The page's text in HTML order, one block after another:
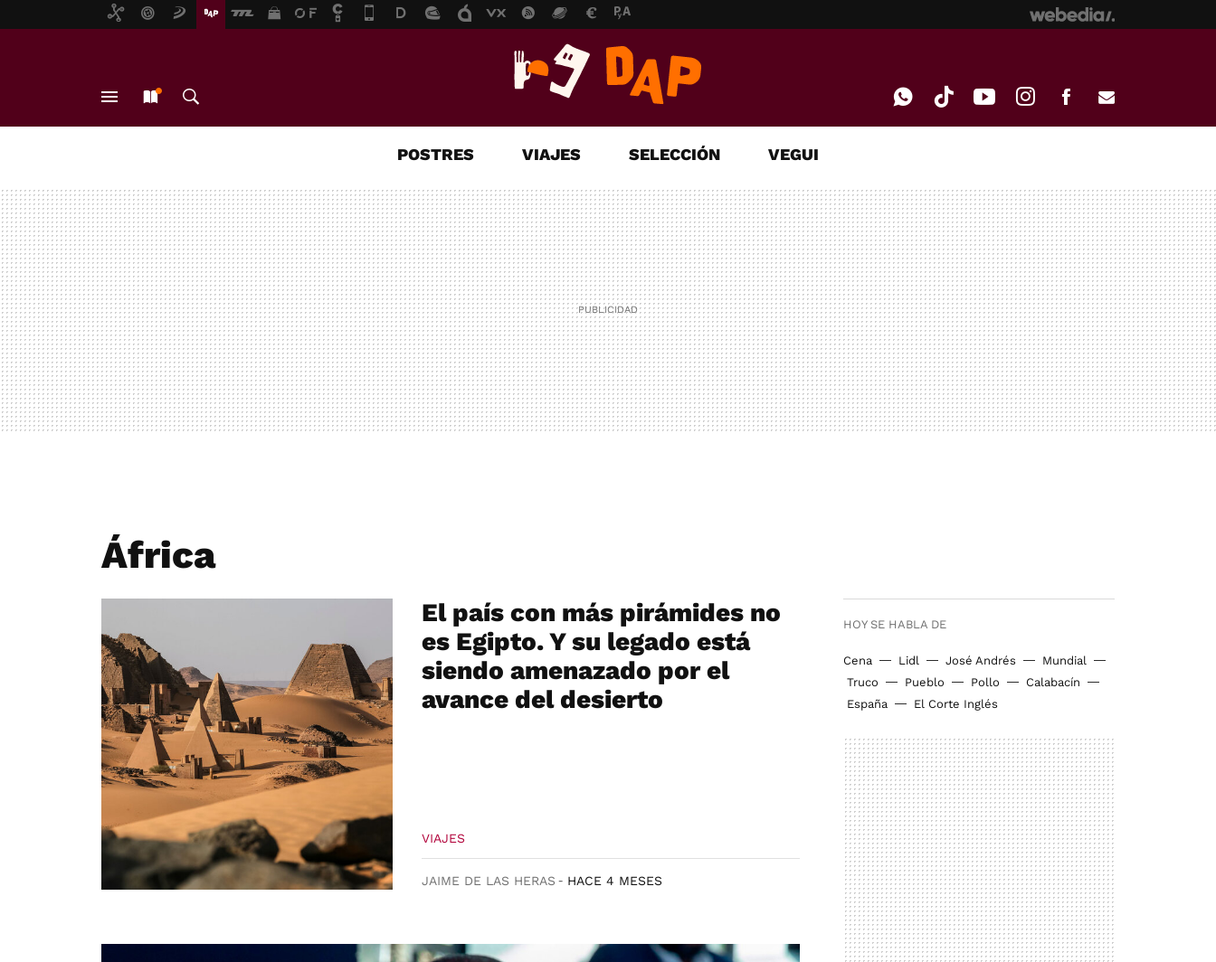
MAIL
POSTRES VIAJES SELECCIÓN VEGUI
África
HOY SE HABLA DE
Cena Lidl José Andrés
Mundial
Truco
Pueblo Pollo
Calabacín
España
El Corte Inglés
El país con más pirámides no
es Egipto. Y su legado está
siendo amenazado por el
avance del desierto
VIAJES
JAIME DE LAS HERAS HACE 4 MESES